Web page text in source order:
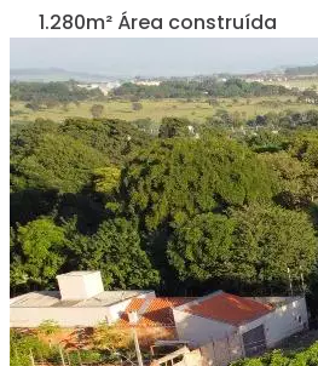
1.280m² Área construída